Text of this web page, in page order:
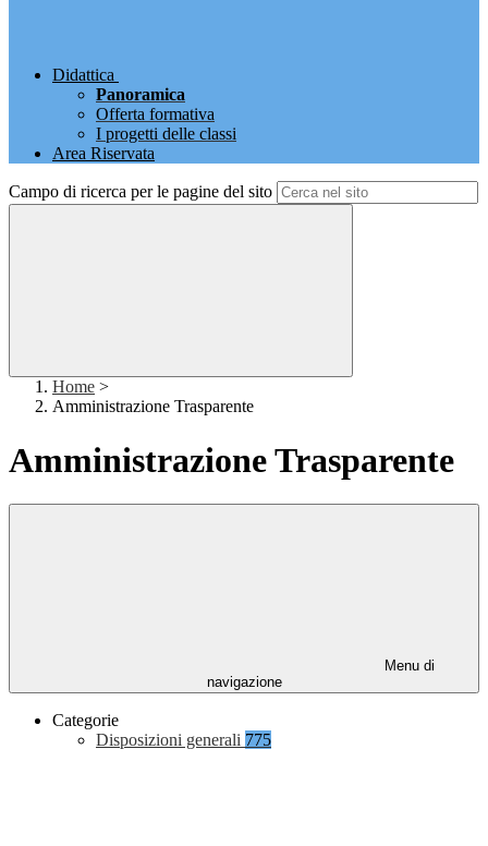
Didattica
Panoramica
Offerta formativa
I progetti delle classi
Area Riservata
Campo di ricerca per le pagine del sito
Home >
Amministrazione Trasparente
Amministrazione Trasparente
Menu di
navigazione
Categorie
Disposizioni generali 775